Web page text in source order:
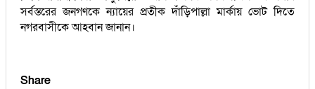
সর্বস্তরের জনগণকে ন্যায়ের প্রতীক দাঁড়িপাল্লা মার্কায় ভোট দিতে
নগরবাসীকে আহবান জানান।
Share